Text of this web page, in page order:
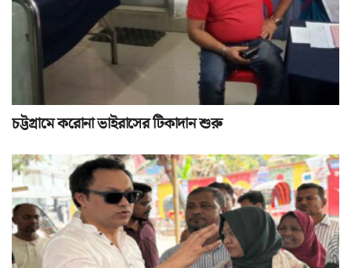
চট্টগ্রামে করোনা ভাইরাসের টিকাদান শুরু